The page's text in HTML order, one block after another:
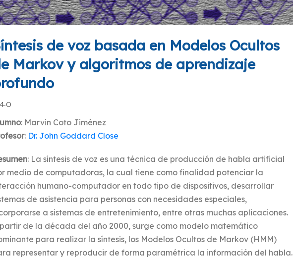
de voz basada en Modelos Ocultos
Markov y algoritmos de aprendizaje
O
: Marvin Coto Jiménez
: Dr. John Goddard Close
: La síntesis de voz es una técnica de producción de habla artificial
medio de computadoras, la cual tiene como finalidad potenciar la
humano-computador en todo tipo de dispositivos, desarrollar
de asistencia para personas con necesidades especiales,
a sistemas de entretenimiento, entre otras muchas aplicaciones.
de la década del año 2000, surge como modelo matemático
para realizar la síntesis, los Modelos Ocultos de Markov (HMM)
representar y reproducir de forma paramétrica la información del habla.